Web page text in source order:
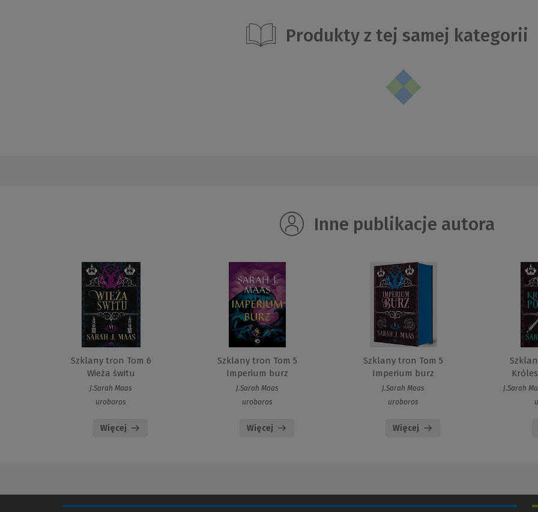
Produkty z tej samej kategorii
Inne publikacje autora
Szklany tron Tom 6
Wieża świtu
J.Sarah Maas
uroboros
Więcej
Szklany tron Tom 5
Imperium burz
J.Sarah Maas
uroboros
Więcej
Szklany tron Tom 5
Imperium burz
J.Sarah Maas
uroboros
Więcej
J.Sarah